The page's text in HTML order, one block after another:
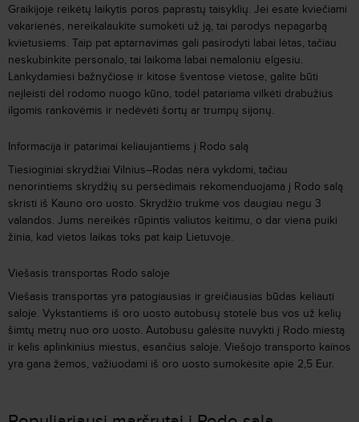
Graikijoje reikėtų laikytis poros paprastų taisyklių. Jei esate kviečiami
vakarienės, nereikalaukite sumokėti už ją, tai parodys nepagarbą
kvietusiems. Taip pat aptarnavimas gali pasirodyti labai lėtas, tačiau
neskubinkite personalo, tai laikoma labai nemaloniu elgesiu.
Lankydamiesi bažnyčiose ir kitose šventose vietose, galite būti
neįleisti dėl rodomo nuogo kūno, todėl patariama vilkėti drabužius
ilgomis rankovėmis ir nedėvėti šortų ar trumpų sijonų.
Informacija ir patarimai keliaujantiems į Rodo salą
Tiesioginiai skrydžiai Vilnius–Rodas nėra vykdomi, tačiau
nenorintiems skrydžių su persėdimais rekomenduojama į Rodo salą
skristi iš Kauno oro uosto. Skrydžio trukmė vos daugiau negu 3
valandos. Jums nereikės rūpintis valiutos keitimu, o dar viena puiki
žinia, kad vietos laikas toks pat kaip Lietuvoje.
Viešasis transportas Rodo saloje
Viešasis transportas yra patogiausias ir greičiausias būdas keliauti
saloje. Vykstantiems iš oro uosto autobusų stotelė bus vos už kelių
šimtų metrų nuo oro uosto. Autobusu galėsite nuvykti į Rodo miestą
ir kelis aplinkinius miestus, esančius saloje. Viešojo transporto kainos
yra gana žemos, važiuodami iš oro uosto sumokėsite apie 2,5 Eur.